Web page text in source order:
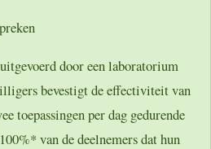
door een laboratorium
bevestigt de effectiviteit van
toepassingen per dag gedurende
van de deelnemers dat hun